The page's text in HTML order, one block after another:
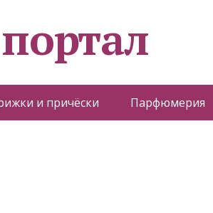
и причёски Парфюмерия